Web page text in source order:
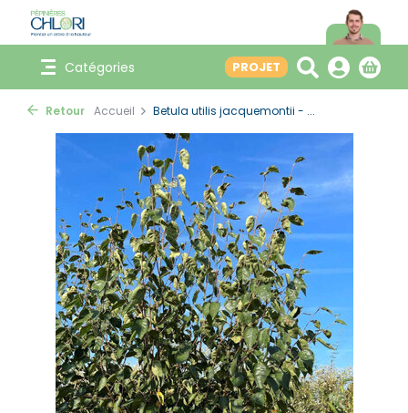
Catégories PROJET
Retour Accueil Betula utilis jacquemontii - ...